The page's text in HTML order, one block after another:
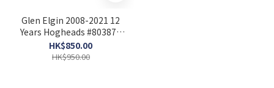
Glen Elgin 2008-2021 12
Years Hogheads #803874
57.2% (TSMS)
HK$850.00
HK$950.00